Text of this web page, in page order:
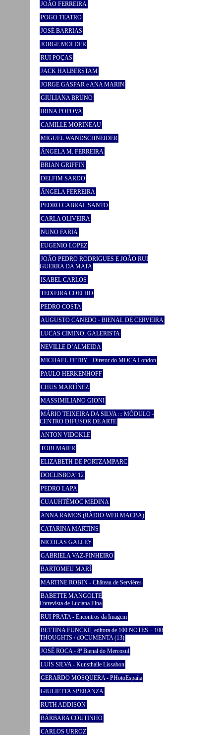
JOÃO FERREIRA
POGO TEATRO
JOSÉ BARRIAS
JORGE MOLDER
RUI POÇAS
JACK HALBERSTAM
JORGE GASPAR e ANA MARIN
GIULIANA BRUNO
IRINA POPOVA
CAMILLE MORINEAU
MIGUEL WANDSCHNEIDER
ÂNGELA M. FERREIRA
BRIAN GRIFFIN
DELFIM SARDO
ÂNGELA FERREIRA
PEDRO CABRAL SANTO
CARLA OLIVEIRA
NUNO FARIA
EUGENIO LOPEZ
JOÃO PEDRO RODRIGUES E JOÃO RUI
GUERRA DA MATA
ISABEL CARLOS
TEIXEIRA COELHO
PEDRO COSTA
AUGUSTO CANEDO - BIENAL DE CERVEIRA
LUCAS CIMINO, GALERISTA
NEVILLE D’ALMEIDA
MICHAEL PETRY - Diretor do MOCA London
PAULO HERKENHOFF
CHUS MARTÍNEZ
MASSIMILIANO GIONI
MÁRIO TEIXEIRA DA SILVA ::: MÓDULO -
CENTRO DIFUSOR DE ARTE
ANTON VIDOKLE
TOBI MAIER
ELIZABETH DE PORTZAMPARC
DOCLISBOA’ 12
PEDRO LAPA
CUAUHTÉMOC MEDINA
ANNA RAMOS (RÀDIO WEB MACBA)
CATARINA MARTINS
NICOLAS GALLEY
GABRIELA VAZ-PINHEIRO
BARTOMEU MARÍ
MARTINE ROBIN - Château de Servières
BABETTE MANGOLTE
Entrevista de Luciana Fina
RUI PRATA - Encontros da Imagem
BETTINA FUNCKE, editora de 100 NOTES – 100
THOUGHTS / dOCUMENTA (13)
JOSÉ ROCA - 8ª Bienal do Mercosul
LUÍS SILVA - Kunsthalle Lissabon
GERARDO MOSQUERA - PHotoEspaña
GIULIETTA SPERANZA
RUTH ADDISON
BÁRBARA COUTINHO
CARLOS URROZ